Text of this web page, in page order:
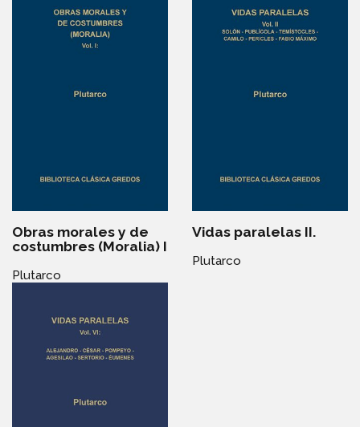
Obras morales y de
costumbres (Moralia) I
Plutarco
Vidas paralelas II.
Plutarco